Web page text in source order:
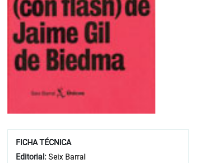
FICHA TÉCNICA
Editorial: Seix Barral